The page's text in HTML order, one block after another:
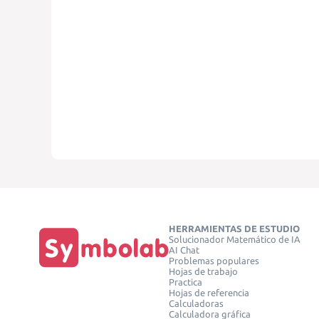
HERRAMIENTAS DE ESTUDIO
Solucionador Matemático de IA
AI Chat
Problemas populares
Hojas de trabajo
Practica
Hojas de referencia
Calculadoras
Calculadora gráfica